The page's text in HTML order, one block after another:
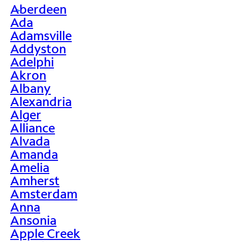
>
Aberdeen
Ada
Adamsville
Addyston
Adelphi
Akron
Albany
Alexandria
Alger
Alliance
Alvada
Amanda
Amelia
Amherst
Amsterdam
Anna
Ansonia
Apple Creek